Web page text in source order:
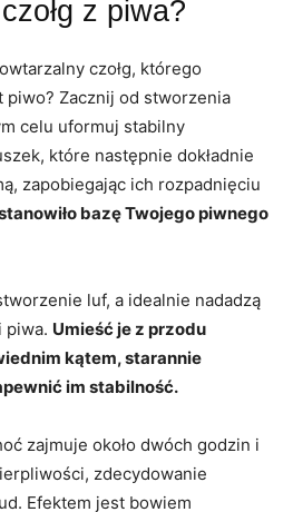
z piwa?
czołg, którego
piwo? Zacznij od stworzenia
celu uformuj stabilny
które następnie dokładnie
zapobiegając ich rozpadnięciu
bazę Twojego piwnego
luf, a idealnie nadadzą
piwa. Umieść je z przodu
kątem, starannie
im stabilność.
zajmuje około dwóch godzin i
zdecydowanie
Efektem jest bowiem